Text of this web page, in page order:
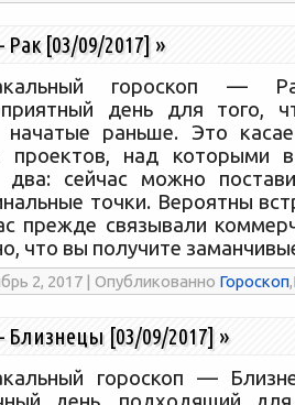
Рак [03/09/2017] »
гороскоп —
день для того,
начатые раньше. Это
проектов, над которыми
сейчас можно
точки. Вероятны
прежде связывали
что вы получите
2, 2017 | Опубликованно Гороскоп,
Близнецы [03/09/2017] »
гороскоп —